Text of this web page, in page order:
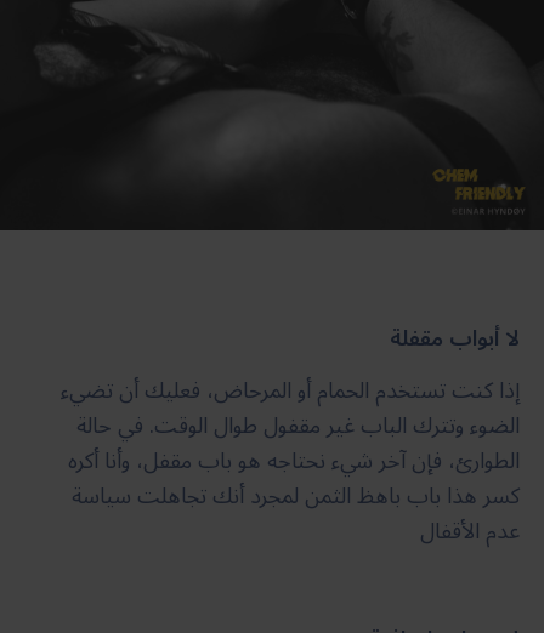
لا أبواب مقفلة
إذا كنت تستخدم الحمام أو المرحاض، فعليك أن تضيء
الضوء وتترك الباب غير مقفول طوال الوقت. في حالة
الطوارئ، فإن آخر شيء نحتاجه هو باب مقفل، وأنا أكره
كسر هذا باب باهظ الثمن لمجرد أنك تجاهلت سياسة
عدم الأقفال